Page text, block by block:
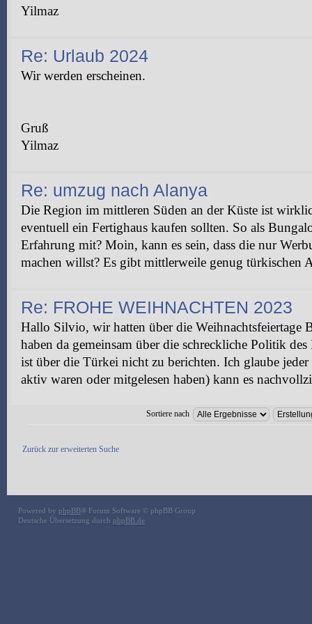
Yilmaz
Re: Urlaub 2024
Wir werden erscheinen.
Gruß
Yilmaz
Re: umzug nach Alanya
Die Region im mittleren Süden an der Küste ist
eventuell ein Fertighaus kaufen sollten. So als
Erfahrung mit? Moin, kann es sein, dass die nur
machen willst? Es gibt mittlerweile genug türkischen
Re: FROHE WEIHNACHTEN 2023
Hallo Silvio, wir hatten über die Weihnachtsfeiertage
haben da gemeinsam über die schreckliche Politik
ist über die Türkei nicht zu berichten. Ich glaube
aktiv waren oder mitgelesen haben) kann es
Sortiere nach
Zurück zur erweiterten Suche
Powered by phpBB® Forum Software © phpBB Group
Deutsche Übersetzung durch phpBB.de